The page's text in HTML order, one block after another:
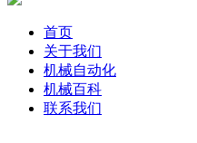
首页
关于我们
机械自动化
机械百科
联系我们